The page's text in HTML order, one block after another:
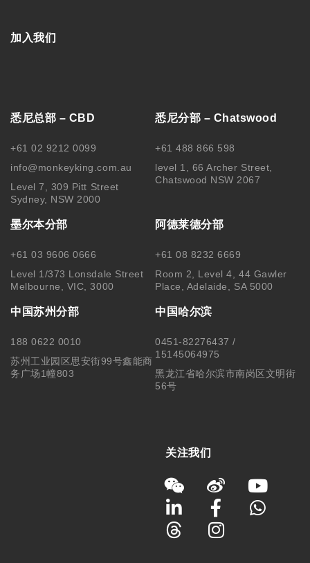
加入我们
悉尼总部 – CBD
+61 02 9212 0099
info@monkeyking.com.au
Level 7, 309 Pitt Street
Sydney, NSW 2000
悉尼分部 – Chatswood
+61 488 866 598
level 1, 66 Archer Street,
Chatswood NSW 2067
墨尔本分部
+61 03 9606 0666
Level 1/373 Lonsdale Street
Melbourne, VIC, 3000
阿德莱德分部
+61 08 8232 6669
Room 2, Level 4, 44 Gawler
Place, Adelaide, SA 5000
中国苏州分部
188 0622 0010
苏州工业园区思安街99号鑫能商
务广场1幢803
中国哈尔滨
0451-82276437 /
15145064975
黑龙江省哈尔滨市南岗区文明街
56号
关注我们